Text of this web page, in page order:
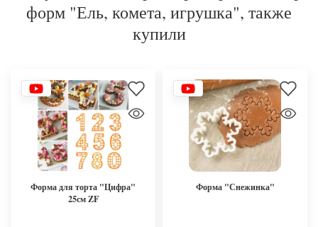
форм "Ель, комета, игрушка", также
купили
Форма для торта "Цифра"
25см ZF
Форма "Снежинка"